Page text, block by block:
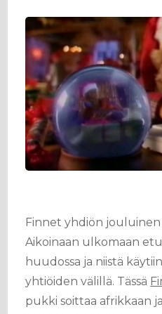
Finnet yhdiön jouluinen
Aikoinaan ulkomaan
huudossa ja niistä
yhtiöiden välillä. Tässä
pukki soittaa afrikkaan